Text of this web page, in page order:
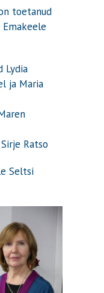
toetanud
Lydia
ja Maria
Ratso
Seltsi